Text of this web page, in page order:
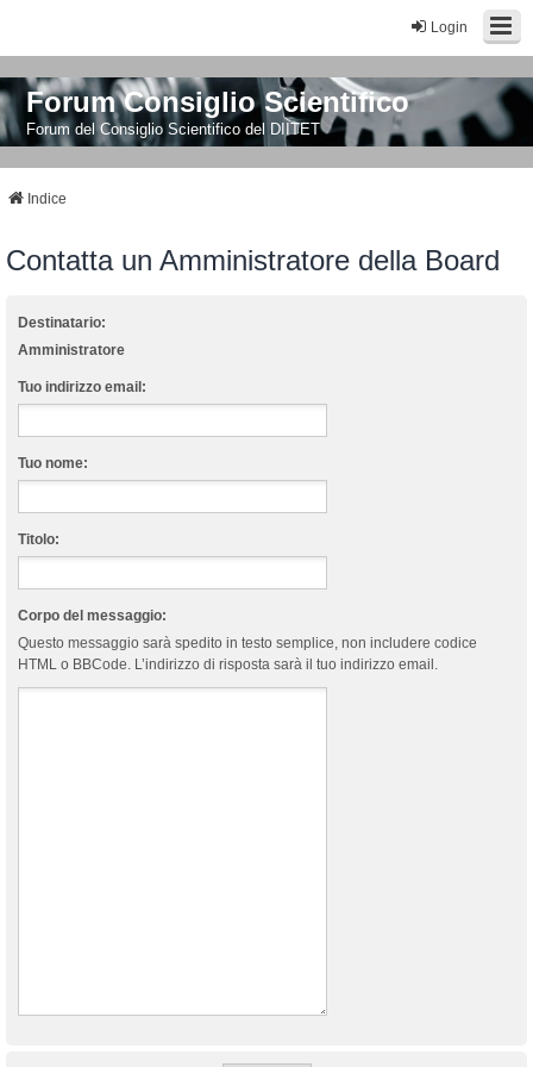
Login
Forum Consiglio Scientifico
Forum del Consiglio Scientifico del DIITET
Indice
Contatta un Amministratore della Board
Destinatario:
Amministratore
Tuo indirizzo email:
Tuo nome:
Titolo:
Corpo del messaggio:
Questo messaggio sarà spedito in testo semplice, non includere codice
HTML o BBCode. L’indirizzo di risposta sarà il tuo indirizzo email.